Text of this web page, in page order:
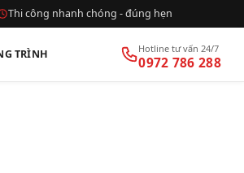
Thi công nhanh chóng - đúng hẹn
TRÌNH Hotline tư vấn 24/7
0972 786 288